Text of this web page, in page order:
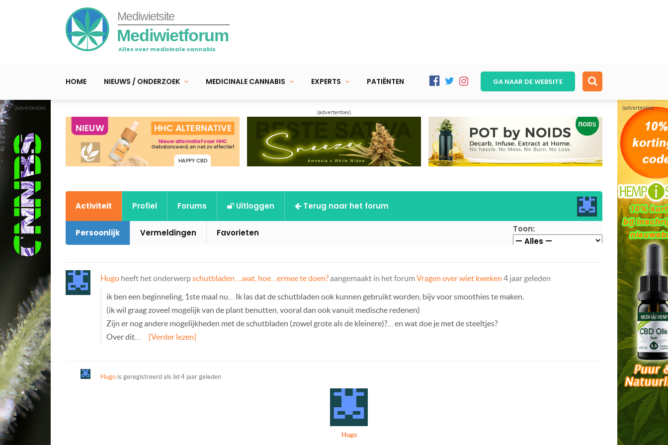
(advertentie) (advertentie)
Mediwietsite
Mediwietforum
Alles over medicinale cannabis
HOME NIEUWS / ONDERZOEK MEDICINALE CANNABIS EXPERTS PATIËNTEN GA NAAR DEWEBSITE
(advertenties)
Activiteit Profiel Forums Uitloggen Terug naar het forum
Persoonlijk Vermeldingen Favorieten Toon:
Hugo heeft het onderwerpschutbladen….wat, hoe…ermee te doen?aangemaakt in het forum Vragen over wiet kweken 4 jaar geleden
ik ben een beginneling, 1ste maal nu… Ik las dat de schutbladen ook kunnen gebruikt worden, bijv voor smoothies te maken.
(ik wil graag zoveel mogelijk van de plant benutten, vooral dan ook vanuit medische redenen)
Zijn er nog andere mogelijkheden met de schutbladen (zowel grote als de kleinere)?… en wat doe je met de steeltjes?
Over dit…
[Verder lezen]
Hugo is geregistreerd als lid 4 jaar geleden
Hugo